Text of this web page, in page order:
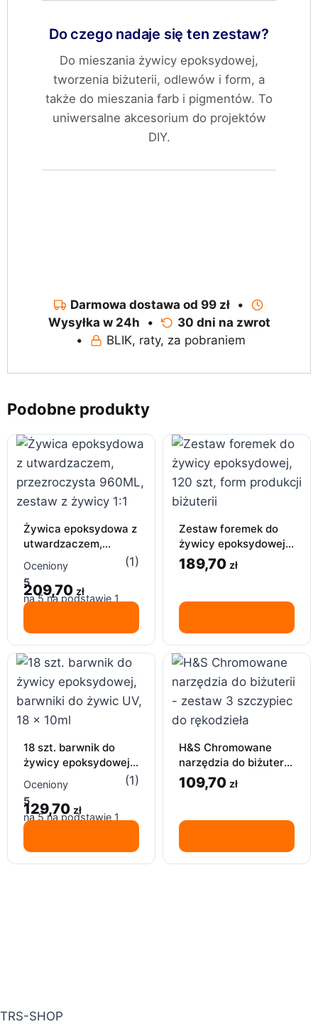
Do czego nadaje się ten zestaw?
Do mieszania żywicy epoksydowej,
tworzenia biżuterii, odlewów i form, a
także do mieszania farb i pigmentów. To
uniwersalne akcesorium do projektów
DIY.
Darmowa dostawa od 99 zł •
Wysyłka w 24h •
30 dni na zwrot
•
BLIK, raty, za pobraniem
Podobne produkty
Żywica epoksydowa z
utwardzaczem,
przezroczysta 960ML,
zestaw z żywicy 1:1
Oceniony
5
na 5 na podstawie 1
(1)
209,70 zł
Zestaw foremek do
żywicy epoksydowej,
120 szt, form
produkcji biżuterii
189,70 zł
18 szt. barwnik do
żywicy epoksydowej,
barwniki do żywic UV,
18 x 10ml
Oceniony
5
na 5 na podstawie 1
(1)
129,70 zł
H&S Chromowane
narzędzia do biżuterii
– zestaw 3 szczypiec
do rękodzieła
109,70 zł
TRS-SHOP